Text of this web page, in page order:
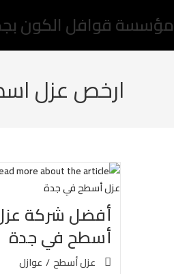
مؤسسة قوافل الكون
ارخص عزل
أفضل شركة
أسطح في جدة
عزل أسطح / عوازل